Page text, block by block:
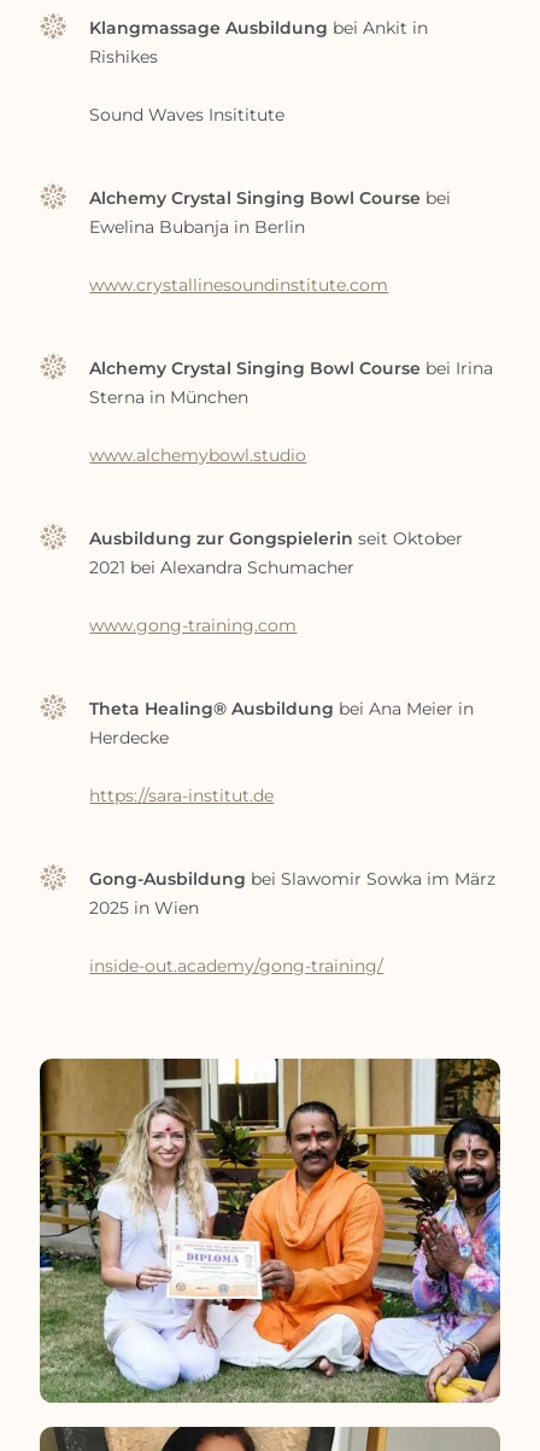
Klangmassage Ausbildung bei Ankit in
Rishikes
Sound Waves Insititute
Alchemy Crystal Singing Bowl Course bei
Ewelina Bubanja in Berlin
www.crystallinesoundinstitute.com
Alchemy Crystal Singing Bowl Course bei Irina
Sterna in München
www.alchemybowl.studio
Ausbildung zur Gongspielerinseit Oktober
2021 bei Alexandra Schumacher
www.gong-training.com
Theta Healing® Ausbildung bei Ana Meier in
Herdecke
https://sara-institut.de
Gong-Ausbildung bei Slawomir Sowka im März
2025 in Wien
inside-out.academy/gong-training/